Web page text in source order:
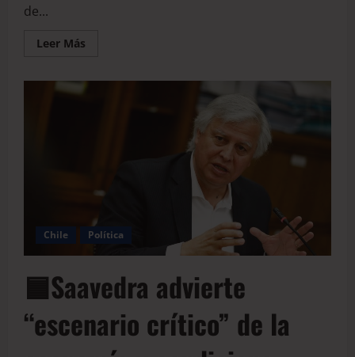
de...
Leer Más
Chile Política
🟦Saavedra advierte
“escenario crítico” de la